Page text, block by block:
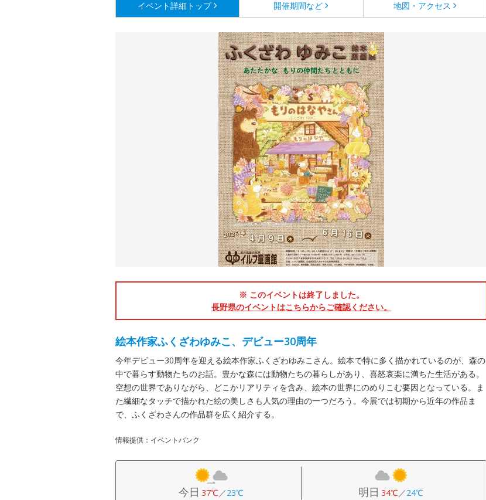
イベント詳細 トップ 開催期間など 地図・アクセス
※ このイベントは終了しました。
長野県のイベントはこちらからご確認ください。
絵本作家ふくざわゆみこ、デビュー30周年
今年デビュー30周年を迎える絵本作家ふくざわゆみこさん。絵本で特に多く描かれているのが、森の
中で暮らす動物たちのお話。豊かな森には動物たちの暮らしがあり、喜怒哀楽に満ちた生活がある。
空想の世界でありながら、どこかリアリティを含み、絵本の世界にのめりこむ要因となっている。ま
た繊細なタッチで描かれた絵の美しさも人気の理由の一つだろう。今展では初期から近年の作品ま
で、ふくざわさんの作品群を広く紹介する。
情報提供：イベントバンク
今日 37℃／23℃ 明日 34℃／24℃